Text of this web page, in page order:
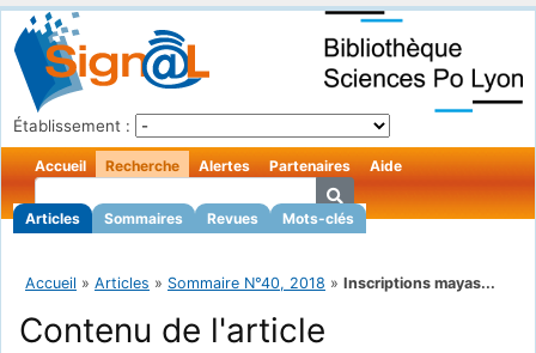
Établissement :
Accueil Recherche
Articles Sommaires Revues Mots-clés
Alertes Partenaires Aide
Accueil » Articles » Sommaire N°40, 2018 » Inscriptions mayas...
Contenu de l'article